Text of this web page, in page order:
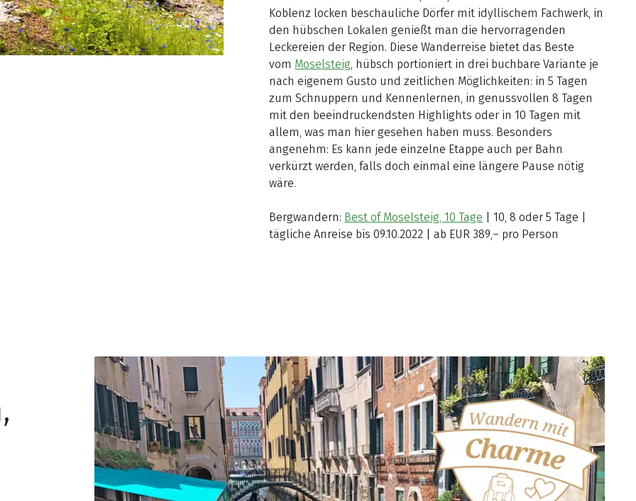
Koblenz locken beschauliche Dörfer mit idyllischem Fachwerk, in
den hübschen Lokalen genießt man die hervorragenden
Leckereien der Region. Diese Wanderreise bietet das Beste
vom Moselsteig, hübsch portioniert in drei buchbare Variante je
nach eigenem Gusto und zeitlichen Möglichkeiten: in 5 Tagen
zum Schnuppern und Kennenlernen, in genussvollen 8 Tagen
mit den beeindruckendsten Highlights oder in 10 Tagen mit
allem, was man hier gesehen haben muss. Besonders
angenehm: Es kann jede einzelne Etappe auch per Bahn
verkürzt werden, falls doch einmal eine längere Pause nötig
wäre.
Bergwandern: Best of Moselsteig, 10 Tage | 10, 8 oder 5 Tage |
tägliche Anreise bis 09.10.2022 | ab EUR 389,– pro Person